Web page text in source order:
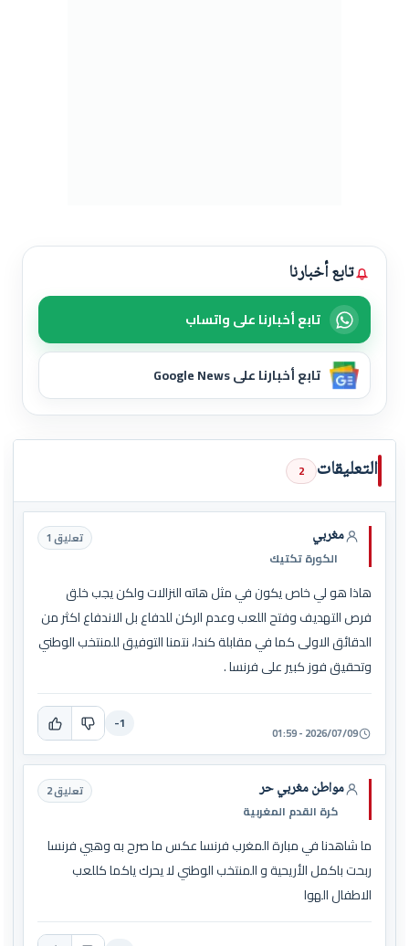
تابع أخبارنا
تابع أخبارنا على واتساب
تابع أخبارنا على Google News
التعليقات 2
مغربي
الكورة تكتيك
تعليق 1
هاذا هو لي خاص يكون في مثل هاته النزالات ولكن يجب خلق
فرص التهديف وفتح اللعب وعدم الركن للدفاع بل الاندفاع اكثر من
الدقائق الاولى كما في مقابلة كندا، نتمنا التوفيق للمنتخب الوطني
وتحقيق فوز كبير على فرنسا .
2026/07/09 - 01:59
-1
مواطن مغربي حر
كرة القدم المغربية
تعليق 2
ما شاهدنا في مبارة المغرب فرنسا عكس ما صرح به وهبي فرنسا
ربحت باكمل الأريحية و المنتخب الوطني لا يحرك ياكما كللعب
الاطفال الهوا